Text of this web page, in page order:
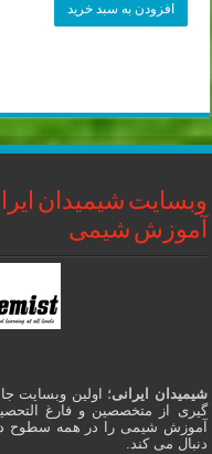
افزودن به سبد خرید
وبسایت شیمیدان
آموزش شیمی
شیمیدان ایرانی؛ اولین وبسایت
گیری از متخصصین و فارغ
آموزش شیمی را در همه سطوح
دنبال می کند.